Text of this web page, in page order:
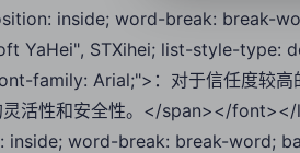
inside; word-break: break-
YaHei", STXihei; list-style-type:
family: Arial;">：对于信任度较高
灵活性和安全性。</span></
inside; word-break: break-word;